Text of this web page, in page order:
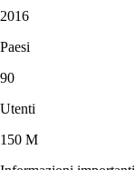
2016
Paesi
90
Utenti
150 M